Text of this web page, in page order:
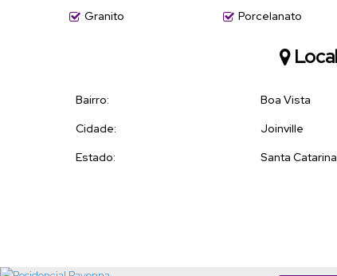
Granito Porcelanato
Bairro:
Boa Vista
Cidade:
Joinville
Estado:
Santa